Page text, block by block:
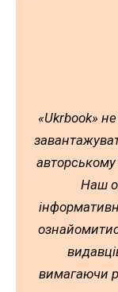
«Ukrbook»
авторському
Наш
вимагаючи